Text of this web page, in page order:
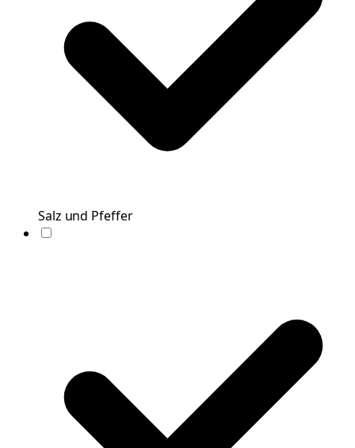
Salz und Pfeffer